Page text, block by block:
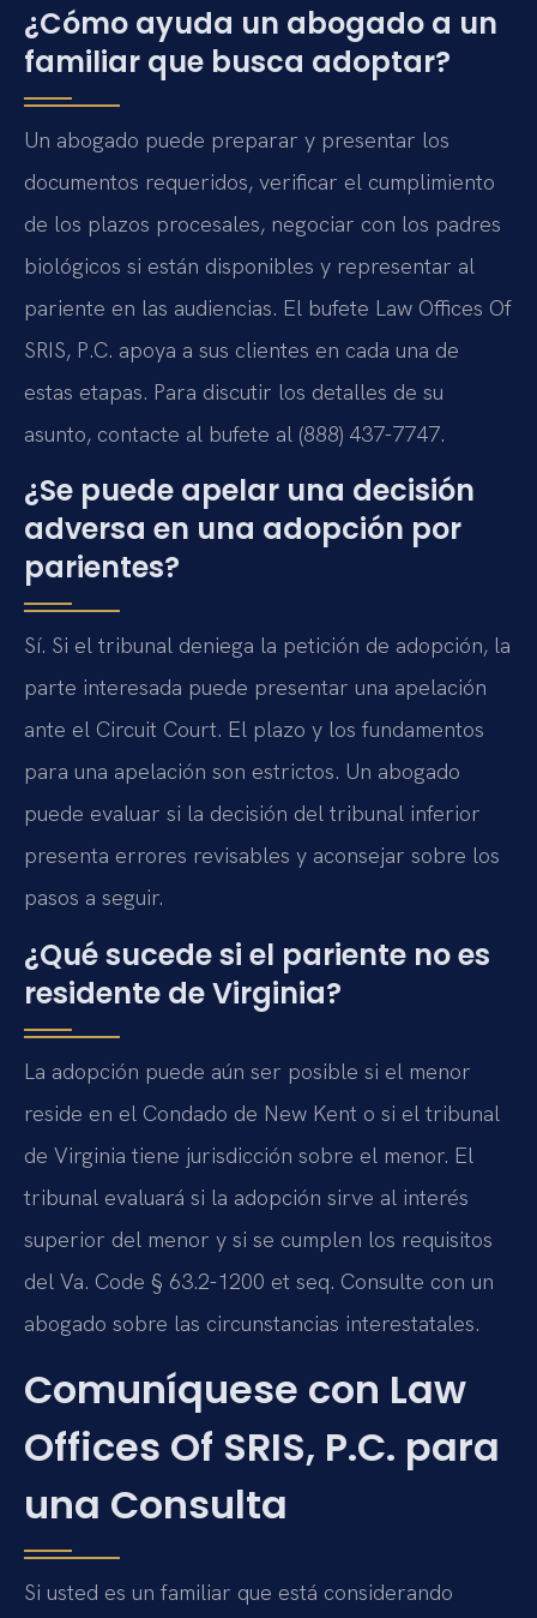
¿Cómo ayuda un abogado a un
familiar que busca adoptar?
Un abogado puede preparar y presentar los
documentos requeridos, verificar el cumplimiento
de los plazos procesales, negociar con los padres
biológicos si están disponibles y representar al
pariente en las audiencias. El bufete Law Offices Of
SRIS, P.C. apoya a sus clientes en cada una de
estas etapas. Para discutir los detalles de su
asunto, contacte al bufete al (888) 437-7747.
¿Se puede apelar una decisión
adversa en una adopción por
parientes?
Sí. Si el tribunal deniega la petición de adopción, la
parte interesada puede presentar una apelación
ante el Circuit Court. El plazo y los fundamentos
para una apelación son estrictos. Un abogado
puede evaluar si la decisión del tribunal inferior
presenta errores revisables y aconsejar sobre los
pasos a seguir.
¿Qué sucede si el pariente no es
residente de Virginia?
La adopción puede aún ser posible si el menor
reside en el Condado de New Kent o si el tribunal
de Virginia tiene jurisdicción sobre el menor. El
tribunal evaluará si la adopción sirve al interés
superior del menor y si se cumplen los requisitos
del Va. Code § 63.2-1200 et seq. Consulte con un
abogado sobre las circunstancias interestatales.
Comuníquese con Law
Offices Of SRIS, P.C. para
una Consulta
Si usted es un familiar que está considerando